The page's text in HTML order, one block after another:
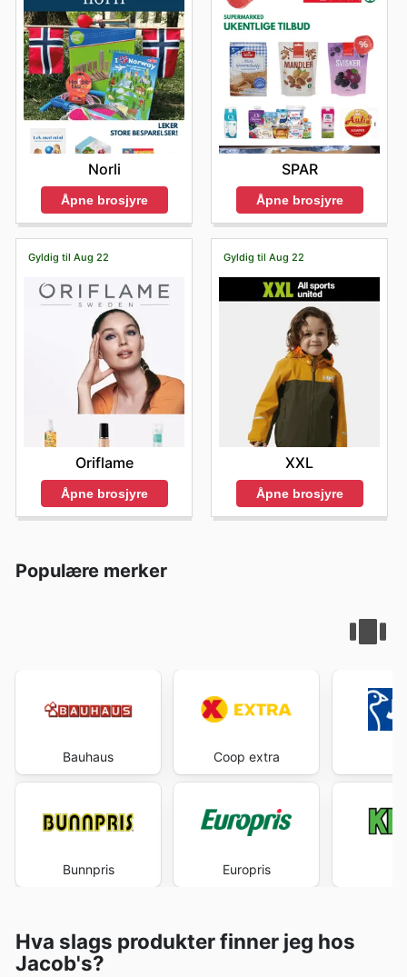
Norli
Åpne brosjyre
SPAR
Åpne brosjyre
Gyldig til Aug 22
Oriflame
Åpne brosjyre
Gyldig til Aug 22
XXL
Åpne brosjyre
Populære merker
Bauhaus
Bunnpris
Coop extra
Europris
Hva slags produkter finner jeg hos
Jacob's?